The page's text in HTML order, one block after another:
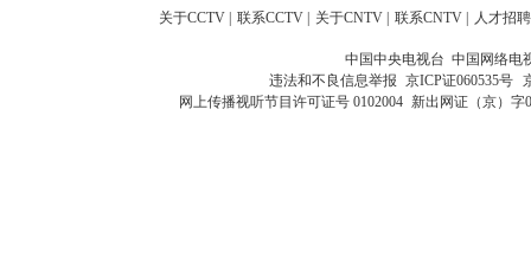
关于CCTV 联系CCTV 关于CNTV 联系CNTV 人才招聘
中国中央电视台 中国网络电
违法和不良信息举报 京ICP证060535号
网上传播视听节目许可证号 0102004 新出网证（京）